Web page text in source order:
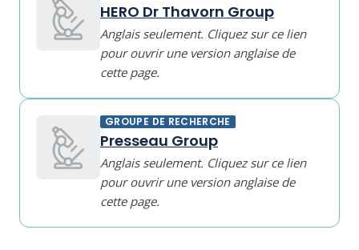
HERO Dr Thavorn Group
Anglais seulement. Cliquez sur ce lien
pour ouvrir une version anglaise de
cette page.
GROUPE DE RECHERCHE
Presseau Group
Anglais seulement. Cliquez sur ce lien
pour ouvrir une version anglaise de
cette page.